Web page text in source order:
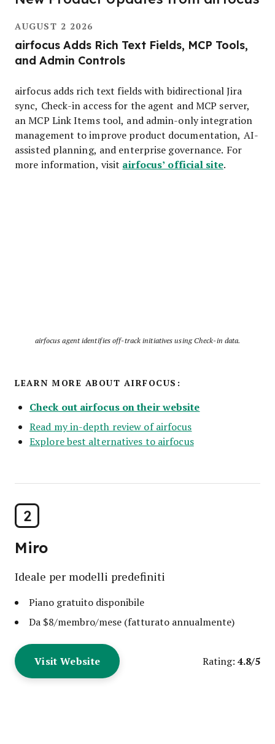
airfocus agent identifies off-track initiatives using Check-in data.
AUGUST 2 2026
airfocus Adds Rich Text Fields, MCP Tools,
and Admin Controls
airfocus adds rich text fields with bidirectional Jira
sync, Check-in access for the agent and MCP server,
an MCP Link Items tool, and admin-only integration
management to improve product documentation, AI-
assisted planning, and enterprise governance. For
more information, visit airfocus’ official site.
LEARN MORE ABOUT AIRFOCUS:
Check out airfocus on their website
Read my in-depth review of airfocus
Explore best alternatives to airfocus
2
Miro
Ideale per modelli predefiniti
Piano gratuito disponibile
Da $8/membro/mese (fatturato annualmente)
Visit Website Rating: 4.8/5